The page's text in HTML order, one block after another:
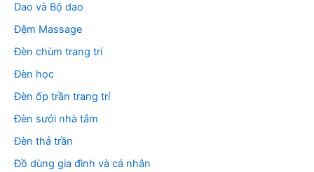
Dao và Bộ dao
Đệm Massage
Đèn chùm trang trí
Đèn học
Đèn ốp trần trang trí
Đèn sưởi nhà tắm
Đèn thả trần
Đồ dùng gia đình và cá nhân